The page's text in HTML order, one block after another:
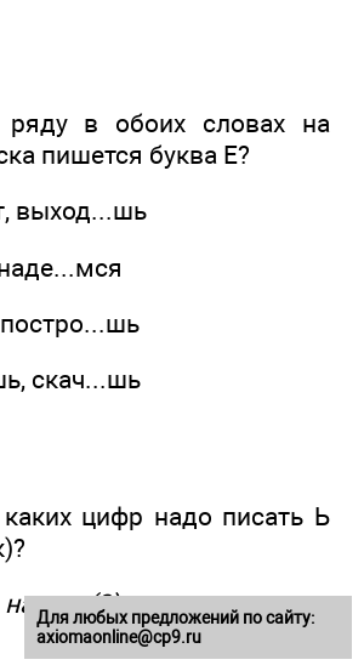
в обоих словах на
пишется буква Е?
выход...шь
скач...шь
цифр надо писать Ь
не надо
Для любых предложений по сайту:
axiomaonline@cp9.ru